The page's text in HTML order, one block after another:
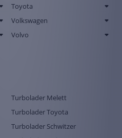
Toyota
Volkswagen
Volvo
Turbolader Melett
Turbolader Toyota
Turbolader Schwitzer